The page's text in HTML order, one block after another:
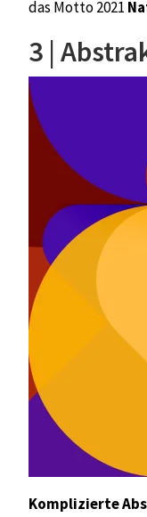
das Motto 2021
3 |
Komplizierte